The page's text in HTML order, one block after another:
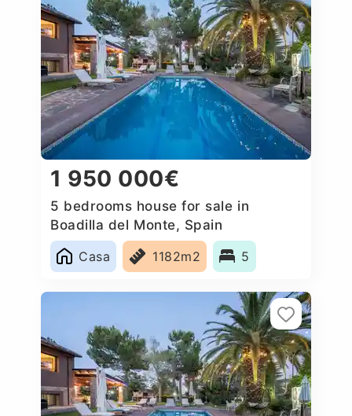
1 950 000€
5 bedrooms house for sale in
Boadilla del Monte, Spain
Casa
1182m2 5